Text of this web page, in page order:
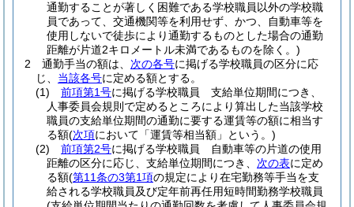
通勤することが著しく困難である学校職員以外の学校職
員であって、交通機関等を利用せず、かつ、自動車等を
使用しないで徒歩により通勤するものとした場合の通勤
距離が片道2キロメートル未満であるものを除く。)
2
通勤手当の額は、 次の各号に掲げる学校職員の区分に応
じ、 当該各号に定める額とする。
(1)
前項第1号に掲げる学校職員 支給単位期間につき、
人事委員会規則で定めるところにより算出した当該学校
職員の支給単位期間の通勤に要する運賃等の額に相当す
る額(次項において「運賃等相当額」という。)
(2)
前項第2号に掲げる学校職員 自動車等の片道の使用
距離の区分に応じ、支給単位期間につき、 次の表に定め
る額(第11条の3第1項の規定により在宅勤務等手当を支
給される学校職員及び定年前再任用短時間勤務学校職員